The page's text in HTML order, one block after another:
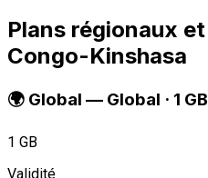
Plans régionaux
Congo-Kinshasa
🌍 Global — Global · 1
1 GB
Validité